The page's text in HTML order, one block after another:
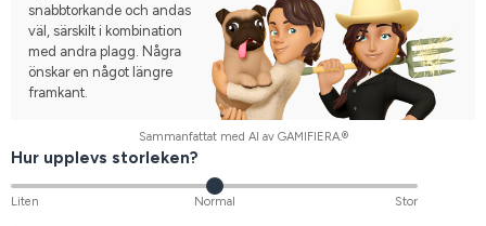
snabbtorkande och andas
väl, särskilt i kombination
med andra plagg. Några
önskar en något längre
framkant.
Sammanfattat med AI av GAMIFIERA.®
Hur upplevs storleken?
Liten Normal Stor